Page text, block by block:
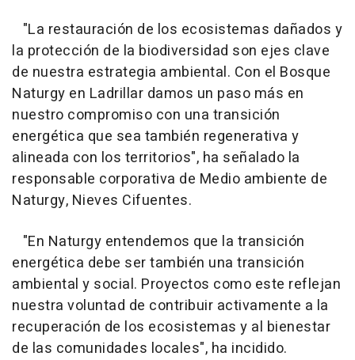
"La restauración de los ecosistemas dañados y
la protección de la biodiversidad son ejes clave
de nuestra estrategia ambiental. Con el Bosque
Naturgy en Ladrillar damos un paso más en
nuestro compromiso con una transición
energética que sea también regenerativa y
alineada con los territorios", ha señalado la
responsable corporativa de Medio ambiente de
Naturgy, Nieves Cifuentes.
"En Naturgy entendemos que la transición
energética debe ser también una transición
ambiental y social. Proyectos como este reflejan
nuestra voluntad de contribuir activamente a la
recuperación de los ecosistemas y al bienestar
de las comunidades locales", ha incidido.